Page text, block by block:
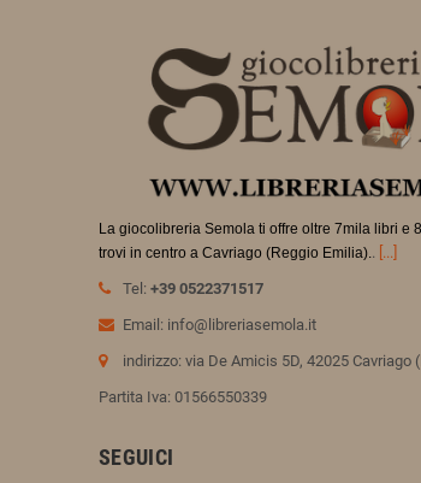
La giocolibreria Semola ti offre oltre 7mila libri e
trovi in centro a Cavriago (Reggio Emilia).. [...]
Tel: +39 0522371517
Email: info@libreriasemola.it
indirizzo: via De Amicis 5D, 42025 Cavriago
Partita Iva: 01566550339
SEGUICI